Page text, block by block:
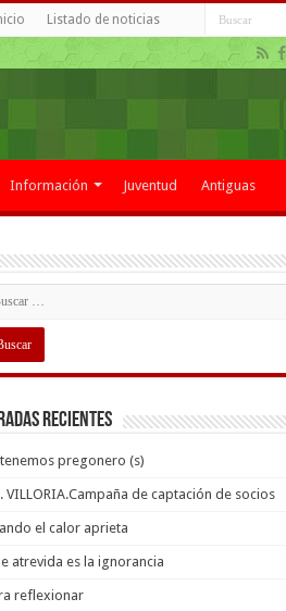
Listado de noticias
Información Juventud Antiguas
recientes
tenemos pregonero (s)
VILLORIA.Campaña de captación de socios
el calor aprieta
atrevida es la ignorancia
reflexionar